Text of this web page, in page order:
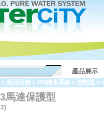
產品展示
» 商品目錄 » RO純水系統 » 控制器 »
馬達保護型